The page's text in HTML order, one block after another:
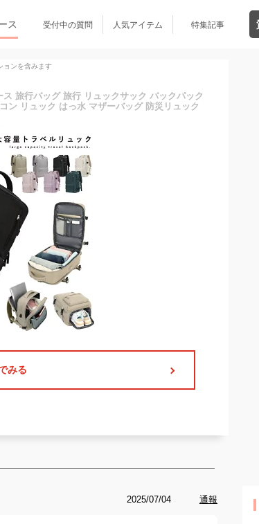
ス 受付中の質問 人気アイテム 特集記事
ョンを含みます
旅行バッグ 旅行 リュックサック バックパック
ン リュック はっ水 マザーバッグ 防災リュック
みる
2025/07/04 通報